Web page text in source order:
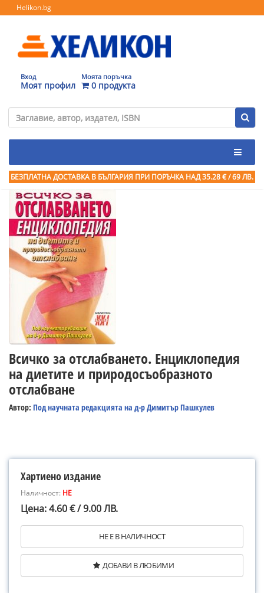
Helikon.bg
Вход
Моят профил
Моята поръчка
0 продукта
БЕЗПЛАТНА ДОСТАВКА В БЪЛГАРИЯ ПРИ ПОРЪЧКА НАД 35.28 € / 69 ЛВ.
Всичко за отслабването. Енциклопедия
на диетите и природосъобразното
отслабване
Автор: Под научната редакцията на д-р Димитър Пашкулев
Хартиено издание
Наличност: НЕ
Цена: 4.60 € / 9.00 ЛВ.
НЕ Е В НАЛИЧНОСТ
ДОБАВИ В ЛЮБИМИ